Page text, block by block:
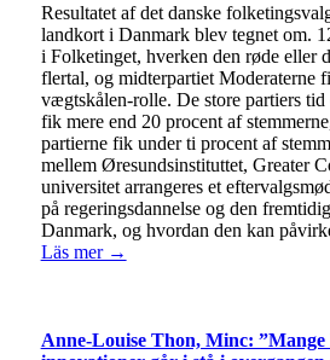
Resultatet af det danske
landkort i Danmark blev tegnet om.
i Folketinget, hverken den røde eller
flertal, og midterpartiet Moderaterne
vægtskålen-rolle. De store partiers
fik mere end 20 procent af
partierne fik under ti procent af
mellem Øresundsinstituttet, Greater
universitet arrangeres et
på regeringsdannelse og den
Danmark, og hvordan den kan
Läs mer →
Anne-Louise Thon, Minc: ”Mange